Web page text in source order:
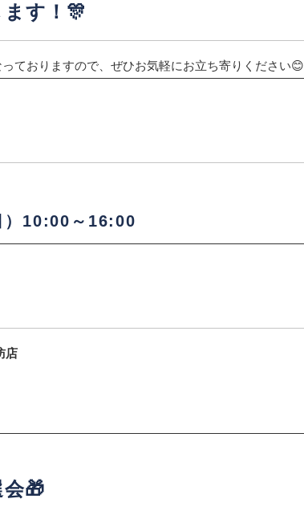
す！🎊
ておりますので、ぜひお気軽にお立ち寄りください😊
）10:00～16:00
店
🎁